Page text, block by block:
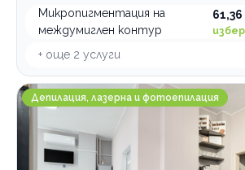
Микропигментация на
междумиглен контур
+ още 2 услуги
INNOVA Beauty & Laser Studio
Депилация, лазерна и фотоепилация